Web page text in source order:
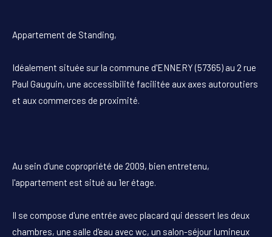
Appartement de Standing,
Idéalement située sur la commune d'ENNERY (57365) au 2 rue
Paul Gauguin, une accessibilité facilitée aux axes autoroutiers
et aux commerces de proximité.
Au sein d'une copropriété de 2009, bien entretenu,
l'appartement est situé au 1er étage.
Il se compose d'une entrée avec placard qui dessert les deux
chambres, une salle d'eau avec wc, un salon-séjour lumineux